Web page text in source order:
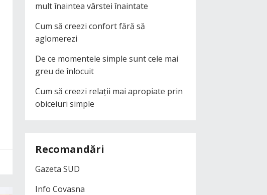
mult înaintea vârstei înaintate
Cum să creezi confort fără să
aglomerezi
De ce momentele simple sunt cele mai
greu de înlocuit
Cum să creezi relații mai apropiate prin
obiceiuri simple
Recomandări
Gazeta SUD
Info Covasna